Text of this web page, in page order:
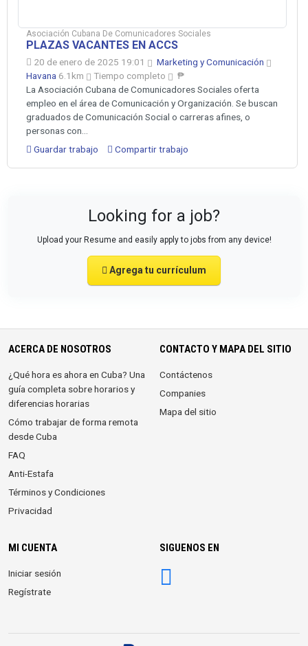
Asociación Cubana De Comunicadores Sociales
PLAZAS VACANTES EN ACCS
20 de enero de 2025 19:01
Marketing y Comunicación
Havana 6.1km Tiempo completo
₱
La Asociación Cubana de Comunicadores Sociales oferta
empleo en el área de Comunicación y Organización. Se buscan
graduados de Comunicación Social o carreras afines, o
personas con...
Guardar trabajo
Compartir trabajo
Looking for a job?
Upload your Resume and easily apply to jobs from any device!
Agrega tu currículum
ACERCA DE NOSOTROS
¿Qué hora es ahora en Cuba? Una
guía completa sobre horarios y
diferencias horarias
Cómo trabajar de forma remota
desde Cuba
FAQ
Anti-Estafa
Términos y Condiciones
Privacidad
CONTACTO Y MAPA DEL SITIO
Contáctenos
Companies
Mapa del sitio
MI CUENTA
Iniciar sesión
Regístrate
SIGUENOS EN